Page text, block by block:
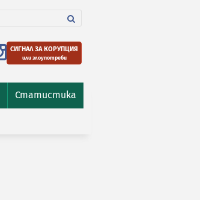
СИГНАЛ ЗА КОРУПЦИЯ
или злоупотреби
Статистика